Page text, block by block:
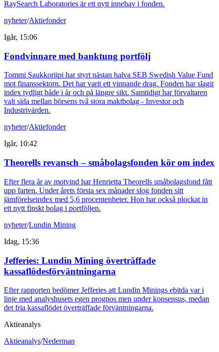
RaySearch Laboratories är ett nytt innehav i fonden.
nyheter/Aktiefonder
Igår, 15:06
Fondvinnare med banktung portfölj
Tommi Saukkoriipi har styrt nästan halva SEB Swedish Value Fund
mot finanssektorn. Det har varit ett vinnande drag. Fonden har slagit
index tydligt både i år och på längre sikt. Samtidigt har förvaltaren
valt sida mellan börsens två stora maktbolag - Investor och
Industrivärden.
nyheter/Aktiefonder
Igår, 10:42
Theorells revansch – småbolagsfonden kör om index
Efter flera år av motvind har Henrietta Theorells småbolagsfond fått
upp farten. Under årets första sex månader slog fonden sitt
jämförelseindex med 5,6 procentenheter. Hon har också plockat in
ett nytt finskt bolag i portföljen.
nyheter/Lundin Mining
Idag, 15:36
Jefferies: Lundin Mining överträffade
kassaflödesförväntningarna
Efter rapporten bedömer Jefferies att Lundin Minings ebitda var i
linje med analyshusets egen prognos men under konsensus, medan
det fria kassaflödet överträffade förväntningarna.
Aktieanalys
Aktieanalys/Nederman